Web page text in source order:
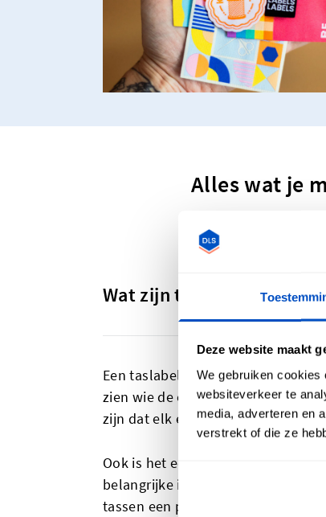
Deze website maakt
We gebruiken
websiteverkeer te
media, adverteren en
verstrekt of die ze
Alles wat je
Wat zijn taslabels en
Een taslabel of -tag vind je aan
zien wie de ontwerper is, wat het
zijn dat elk exemplaar is voorzien
Ook is het een goed idee om
belangrijke informatie kunnen
tassen een persoonlijk tintje.